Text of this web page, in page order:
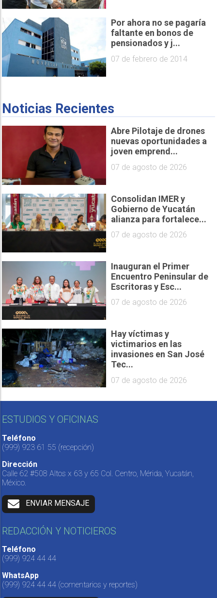
Por ahora no se pagaría
faltante en bonos de
pensionados y j...
07 de febrero de 2014
Noticias Recientes
Abre Pilotaje de drones
nuevas oportunidades a
joven emprend...
07 de agosto de 2026
Consolidan IMER y
Gobierno de Yucatán
alianza para fortalece...
07 de agosto de 2026
Inauguran el Primer
Encuentro Peninsular de
Escritoras y Esc...
07 de agosto de 2026
Hay víctimas y
victimarios en las
invasiones en San José
Tec...
07 de agosto de 2026
ESTUDIOS Y OFICINAS
Teléfono
(999) 923 61 55 (recepción)
Dirección
Calle 62 #508 Altos x 63 y 65 Col. Centro, Mérida, Yucatán,
México.
ENVIAR MENSAJE
REDACCIÓN Y NOTICIEROS
Teléfono
(999) 924 44 44
WhatsApp
(999) 924 44 44 (comentarios y reportes)